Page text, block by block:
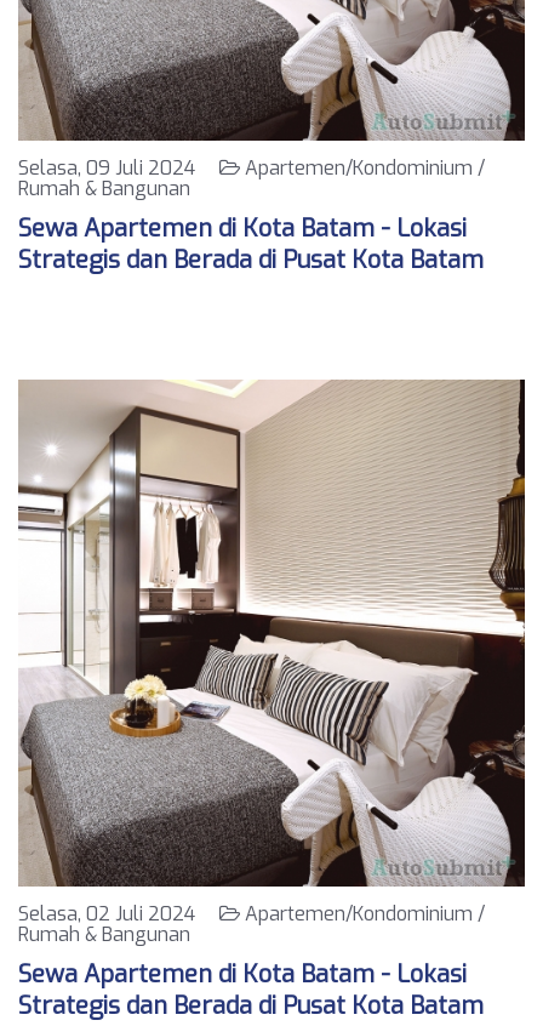
Selasa, 09 Juli 2024
Apartemen/Kondominium /
Rumah & Bangunan
Sewa Apartemen di Kota Batam - Lokasi
Strategis dan Berada di Pusat Kota Batam
Selasa, 02 Juli 2024
Apartemen/Kondominium /
Rumah & Bangunan
Sewa Apartemen di Kota Batam - Lokasi
Strategis dan Berada di Pusat Kota Batam